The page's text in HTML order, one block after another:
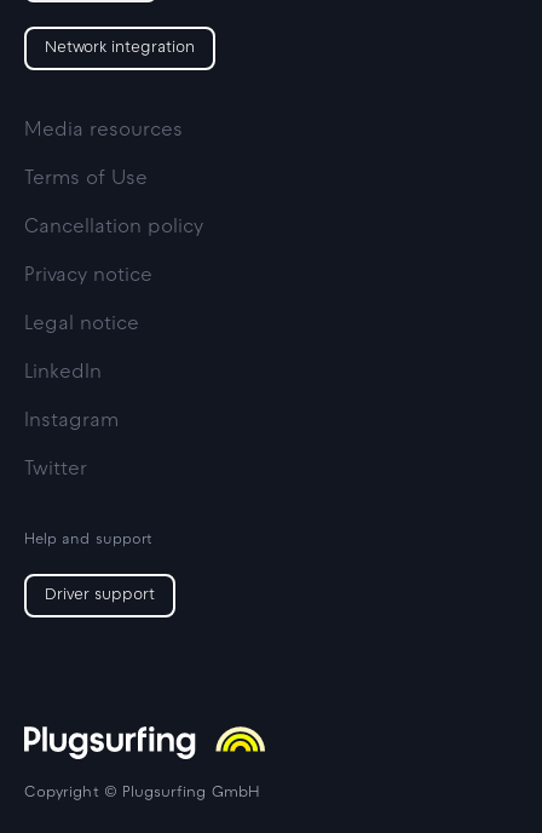
Network integration
Media resources
Terms of Use
Cancellation policy
Privacy notice
Legal notice
LinkedIn
Instagram
Twitter
Help and support
Driver support
Copyright © Plugsurfing GmbH